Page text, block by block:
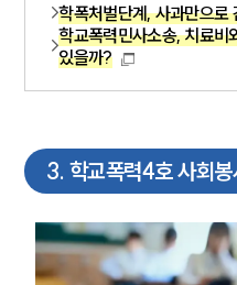
학폭처벌단계, 사과만으로
학교폭력민사소송, 치료비
있을까?
3. 학교폭력4호 사회